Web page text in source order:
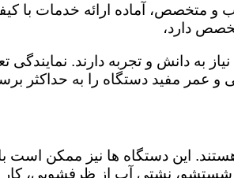
متخصص، آماده ارائه خدمات با
دارد،
به دانش و تجربه دارند.
عمر مفید دستگاه را به حداکثر
این دستگاه ها نیز ممکن
نشتی آب از ظرفشویی، کار